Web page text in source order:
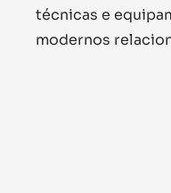
técnicas e
modernos